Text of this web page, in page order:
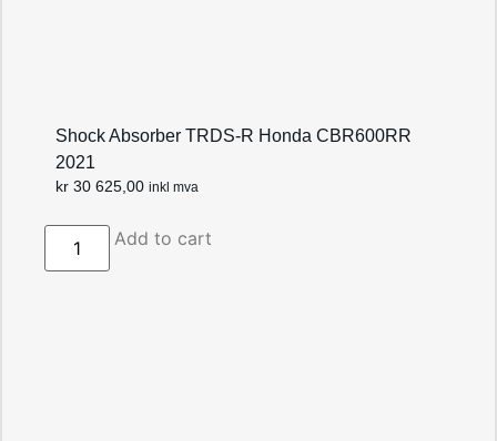
Shock Absorber TRDS-R Honda CBR600RR
2021
kr 30 625,00 inkl mva
Add to cart